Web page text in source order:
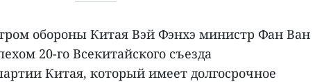
обороны Китая Вэй Фэнхэ министр Фан Ван
20-го Всекитайского съезда
Китая, который имеет долгосрочное